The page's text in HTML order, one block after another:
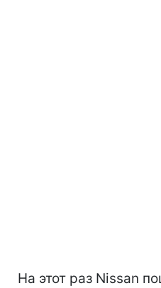
На этот раз Nissan